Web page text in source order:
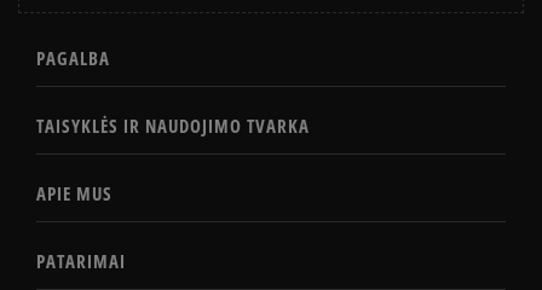
PAGALBA
TAISYKLĖS IR NAUDOJIMO TVARKA
APIE MUS
PATARIMAI